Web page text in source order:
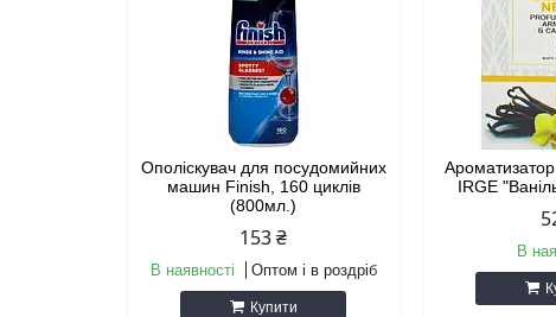
Ополіскувач для посудомийних
машин Finish, 160 циклів
(800мл.)
153 ₴
В наявності Оптом і в роздріб
Купити
IRGE
В